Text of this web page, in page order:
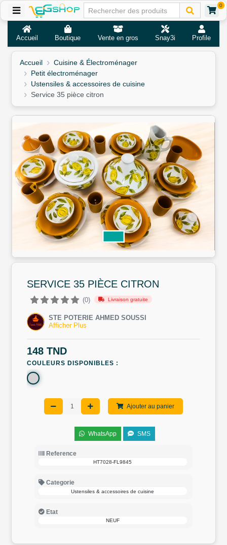
0
Accueil Boutique Vente en gros Snay3i Profile
Accueil
Cuisine & Électroménager
Petit électroménager
Ustensiles & accessoires de cuisine
Service 35 pièce citron
SERVICE 35 PIÈCE CITRON
(0) Livraison gratuite
STE POTERIE AHMED SOUSSI
Afficher Plus
148 TND
COULEURS DISPONIBLES :
Ajouter au panier
WhatsApp SMS
Reference
HT7028-FL9845
Categorie
Ustensiles & accessoires de cuisine
Etat
NEUF